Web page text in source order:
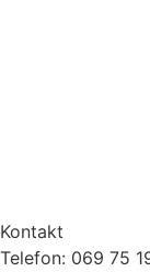
Kontakt
Telefon: 069 75